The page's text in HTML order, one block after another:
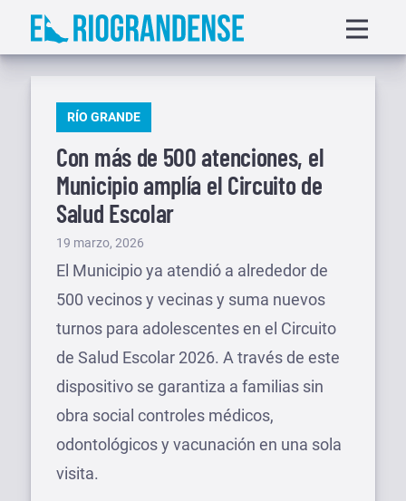
Saltar
menu
PUBLICADO
RÍO GRANDE
Con más de 500 atenciones, el
Municipio amplía el Circuito de
Salud Escolar
Publicado
el
19 marzo, 2026
El Municipio ya atendió a alrededor de
500 vecinos y vecinas y suma nuevos
turnos para adolescentes en el Circuito
de Salud Escolar 2026. A través de este
dispositivo se garantiza a familias sin
obra social controles médicos,
odontológicos y vacunación en una sola
visita.